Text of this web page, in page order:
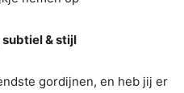
& stijl
gordijnen, en heb jij er